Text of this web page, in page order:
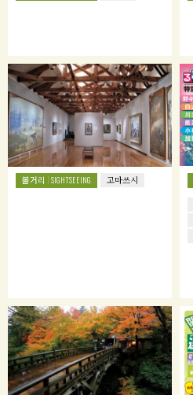
볼거리 SIGHTSEEING 고마쓰시